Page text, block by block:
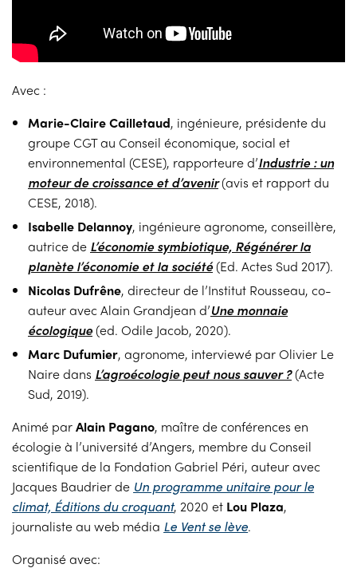
Avec :
Marie-Claire Cailletaud, ingénieure, présidente du
groupe CGT au Conseil économique, social et
environnemental (CESE), rapporteure d’Industrie : un
moteur de croissance et d’avenir(avis et rapport du
CESE, 2018).
Isabelle Delannoy, ingénieure agronome, conseillère,
autrice de L’économie symbiotique, Régénérer la
planète l’économie et la société(Ed. Actes Sud 2017).
Nicolas Dufrêne, directeur de l’Institut Rousseau, co-
auteur avec Alain Grandjean d’Une monnaie
écologique(ed. Odile Jacob, 2020).
Marc Dufumier, agronome, interviewé par Olivier Le
Naire dans L’agroécologie peut nous sauver ?(Acte
Sud, 2019).
Animé parAlain Pagano, maître de conférences en
écologie à l’université d’Angers, membre du Conseil
scientifique de la Fondation Gabriel Péri, auteur avec
Jacques Baudrier de Un programme unitaire pour le
climat, Éditions du croquant, 2020 et Lou Plaza,
journaliste au web média Le Vent se lève.
Organisé avec: